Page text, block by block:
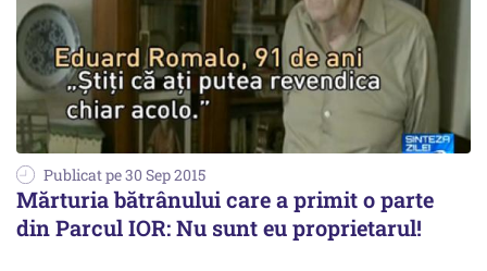
Publicat pe 30 Sep 2015
Mărturia bătrânului care a primit o parte
din Parcul IOR: Nu sunt eu proprietarul!